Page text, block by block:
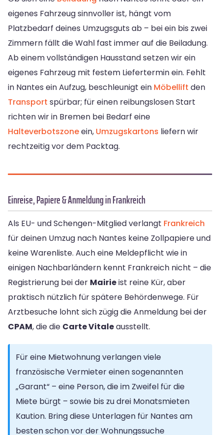
eigenes Fahrzeug sinnvoller ist, hängt vom
Platzbedarf deines Umzugsguts ab – bei ein bis zwei
Zimmern fällt die Wahl fast immer auf die Beiladung.
Ab einem vollständigen Hausstand setzen wir ein
eigenes Fahrzeug mit festem Liefertermin ein. Fehlt
in Nantes ein Aufzug, beschleunigt ein Möbellift den
Transport spürbar; für einen reibungslosen Start
richten wir in Bremen bei Bedarf eine
Halteverbotszoneein, Umzugskartons liefern wir
rechtzeitig vor dem Packtag.
Einreise, Papiere & Anmeldung in Frankreich
Als EU- und Schengen-Mitglied verlangt Frankreich
für deinen Umzug nach Nantes keine Zollpapiere und
keine Warenliste. Auch eine Meldepflicht wie in
einigen Nachbarländern kennt Frankreich nicht – die
Registrierung bei der Mairieist reine Kür, aber
praktisch nützlich für spätere Behördenwege. Für
Arztbesuche lohnt sich zügig die Anmeldung bei der
CPAM, die die Carte Vitaleausstellt.
Für eine Mietwohnung verlangen viele
französische Vermieter einen sogenannten
„Garant“ – eine Person, die im Zweifel für die
Miete bürgt – sowie bis zu drei Monatsmieten
Kaution. Bring diese Unterlagen für Nantes am
besten schon vor der Wohnungssuche